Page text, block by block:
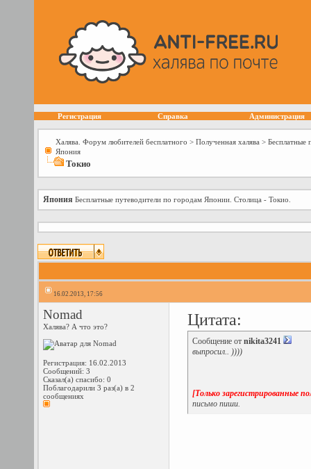
Регистрация Справка Администрация
Халява. Форум любителей бесплатного > Полученная халява > Бесплатные
Япония
Токио
Япония Бесплатные путеводители по городам Японии. Столица - Токио.
16.02.2013, 17:56
Nomad
Халява? А что это?
Регистрация: 16.02.2013
Сообщений: 3
Сказал(а) спасибо: 0
Поблагодарили 3 раз(а) в 2
сообщениях
Цитата:
Сообщение от nikita3241
выпросил.. ))))
[Только зарегистрированные
письмо пиши.